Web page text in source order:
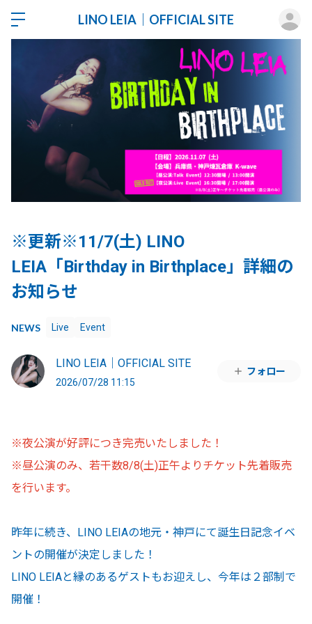
LINO LEIA｜OFFICIAL SITE
※更新※11/7(土) LINO
LEIA「Birthday in Birthplace」詳細の
お知らせ
NEWS Live Event
LINO LEIA｜OFFICIAL SITE
2026/07/28 11:15
フォロー
※夜公演が好評につき完売いたしました！
※昼公演のみ、若干数8/8(土)正午よりチケット先着販売
を行います。
昨年に続き、LINO LEIAの地元・神戸にて誕生日記念イベ
ントの開催が決定しました！
LINO LEIAと縁のあるゲストもお迎えし、今年は２部制で
開催！